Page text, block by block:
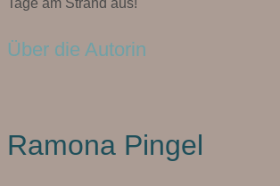
Über die Autorin
Ramona Pingel